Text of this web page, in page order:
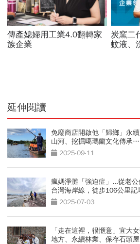
傳產媳婦用工業4.0翻轉家
族企業
炭窯二
蚊液、
隊、
延伸閱讀
免廢商店開啟他「歸鄉」永
山河、挖掘噶瑪蘭文化傳承…
2025-09-11
瘋媽淨灘「強迫症」...從老
台灣海岸線，徒步106公里記
2025-07-03
「走在這裡，很愜意」宜大
地方、永續林業、保存石頭